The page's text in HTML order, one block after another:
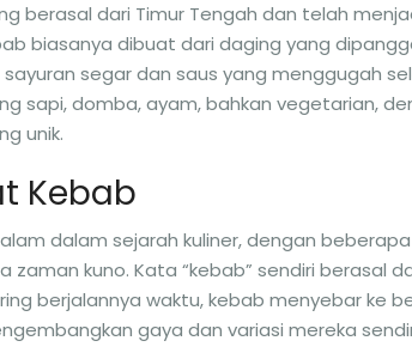
berasal dari Timur Tengah dan telah
biasanya dibuat dari daging yang
segar dan saus yang menggugah
sapi, domba, ayam, bahkan vegetarian,
unik.
Kebab
dalam sejarah kuliner, dengan
kuno. Kata “kebab” sendiri berasal
berjalannya waktu, kebab menyebar ke
gaya dan variasi mereka